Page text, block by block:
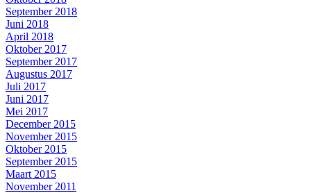
September 2018
Juni 2018
April 2018
Oktober 2017
September 2017
Augustus 2017
Juli 2017
Juni 2017
Mei 2017
December 2015
November 2015
Oktober 2015
September 2015
Maart 2015
November 2011